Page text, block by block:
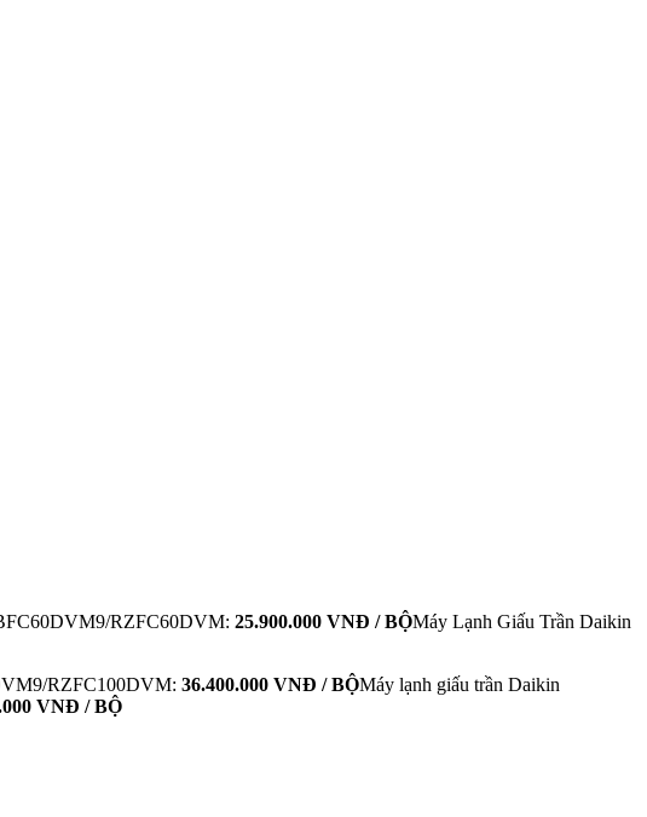
RZFC60DVM: 25.900.000 VNĐ / BỘMáy Lạnh Giấu Trần Daikin
RZFC100DVM: 36.400.000 VNĐ / BỘMáy lạnh giấu trần Daikin
VNĐ / BỘ